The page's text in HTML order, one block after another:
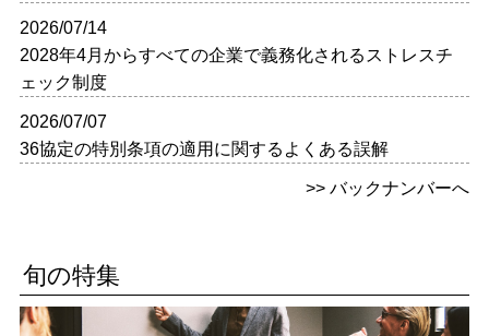
2026/07/14
2028年4月からすべての企業で義務化されるストレスチ
ェック制度
2026/07/07
36協定の特別条項の適用に関するよくある誤解
>> バックナンバーへ
旬の特集